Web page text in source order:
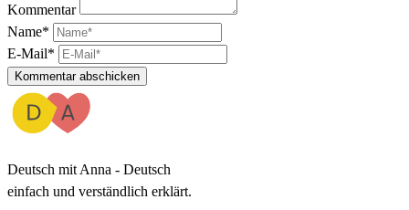
Kommentar
Name*
E-Mail*
Kommentar abschicken
Deutsch mit Anna - Deutsch
einfach und verständlich erklärt.